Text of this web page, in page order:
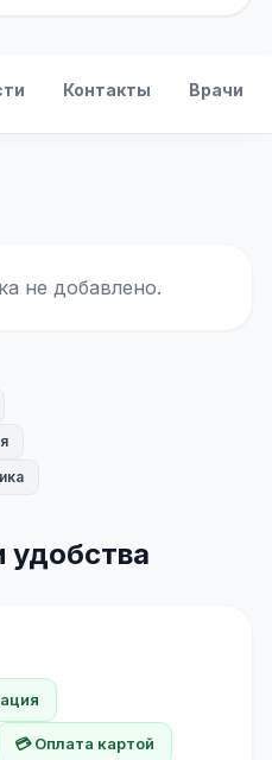
Контакты Врачи
не добавлено.
удобства
💳 Оплата картой